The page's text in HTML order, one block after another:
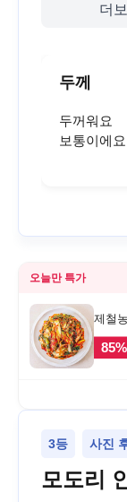
더보
두께
두꺼워요
보통이에요
오늘만 특가
제철
85%
3등 사진
모도리